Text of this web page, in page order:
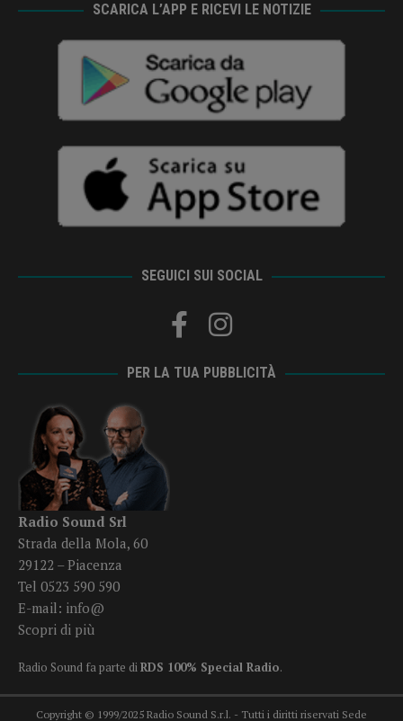
SCARICA L’APP E RICEVI LE NOTIZIE
SEGUICI SUI SOCIAL
PER LA TUA PUBBLICITÀ
Radio Sound Srl
Strada della Mola, 60
29122 – Piacenza
Tel 0523 590 590
E-mail: info@
Scopri di più
Radio Sound fa parte diRDS 100% Special Radio.
Copyright © 1999/2025 Radio Sound S.r.l. - Tutti i diritti riservati Sede